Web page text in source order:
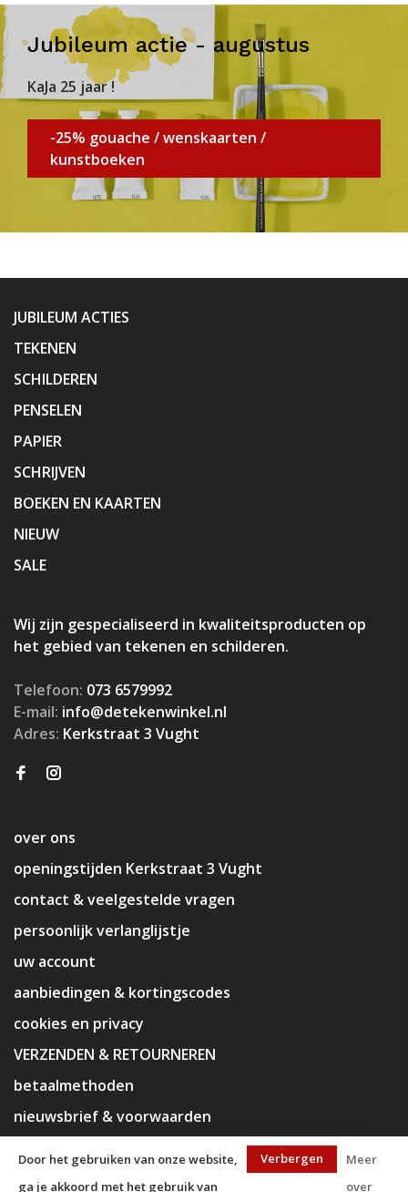
Jubileum actie - augustus
KaJa 25 jaar !
-25% gouache / wenskaarten /
kunstboeken
JUBILEUM ACTIES
TEKENEN
SCHILDEREN
PENSELEN
PAPIER
SCHRIJVEN
BOEKEN EN KAARTEN
NIEUW
SALE
Wij zijn gespecialiseerd in kwaliteitsproducten op
het gebied van tekenen en schilderen.
Telefoon: 073 6579992
E-mail: info@detekenwinkel.nl
Adres: Kerkstraat 3 Vught
over ons
openingstijden Kerkstraat 3 Vught
contact & veelgestelde vragen
persoonlijk verlanglijstje
uw account
aanbiedingen & kortingscodes
cookies en privacy
VERZENDEN & RETOURNEREN
betaalmethoden
nieuwsbrief & voorwaarden
Door het gebruiken van onze website,
ga je akkoord met het gebruik van
Verbergen
Meer
over